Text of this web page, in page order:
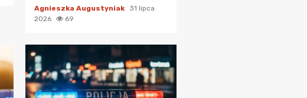
Agnieszka Augustyniak 31 lipca
2026
69